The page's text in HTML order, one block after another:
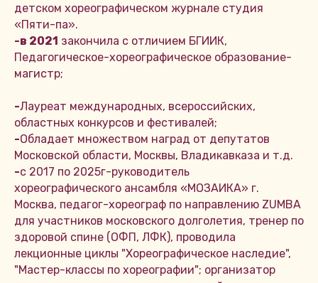
детском хореографическом журнале студия
«Пяти-па».
-в 2021 закончила с отличием БГИИК,
Педагогическое-хореографическое образование-
магистр;
-Лауреат международных, всероссийских,
областных конкурсов и фестивалей;
-Обладает множеством наград от депутатов
Московской области, Москвы, Владикавказа и т.д.
-с 2017 по 2025г-руководитель
хореографического ансамбля «МОЗАИКА» г.
Москва, педагог-хореограф по направлению ZUMBA
для участников московского долголетия, тренер по
здоровой спине (ОФП, ЛФК), проводила
лекционные циклы "Хореографическое наследие",
"Мастер-классы по хореографии"; организатор